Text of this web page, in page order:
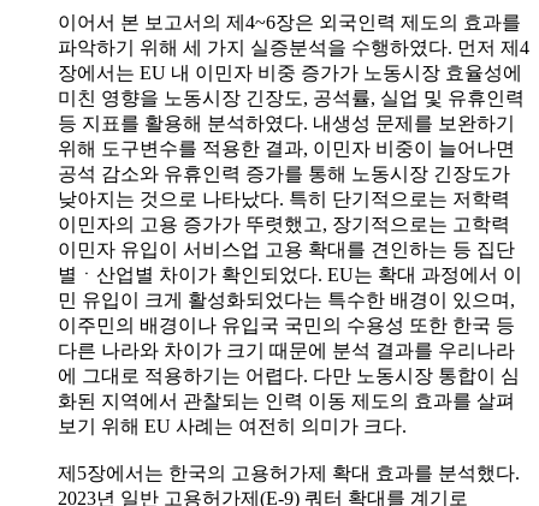
이어서 본 보고서의 제4~6장은 외국인력 제도의 효과를
파악하기 위해 세 가지 실증분석을 수행하였다. 먼저 제4
장에서는 EU 내 이민자 비중 증가가 노동시장 효율성에
미친 영향을 노동시장 긴장도, 공석률, 실업 및 유휴인력
등 지표를 활용해 분석하였다. 내생성 문제를 보완하기
위해 도구변수를 적용한 결과, 이민자 비중이 늘어나면
공석 감소와 유휴인력 증가를 통해 노동시장 긴장도가
낮아지는 것으로 나타났다. 특히 단기적으로는 저학력
이민자의 고용 증가가 뚜렷했고, 장기적으로는 고학력
이민자 유입이 서비스업 고용 확대를 견인하는 등 집단
별ㆍ산업별 차이가 확인되었다. EU는 확대 과정에서 이
민 유입이 크게 활성화되었다는 특수한 배경이 있으며,
이주민의 배경이나 유입국 국민의 수용성 또한 한국 등
다른 나라와 차이가 크기 때문에 분석 결과를 우리나라
에 그대로 적용하기는 어렵다. 다만 노동시장 통합이 심
화된 지역에서 관찰되는 인력 이동 제도의 효과를 살펴
보기 위해 EU 사례는 여전히 의미가 크다.
제5장에서는 한국의 고용허가제 확대 효과를 분석했다.
2023년 일반 고용허가제(E-9) 쿼터 확대를 계기로